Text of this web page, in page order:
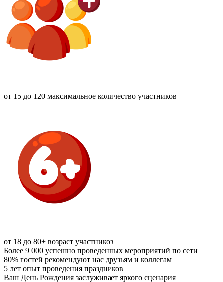
от 15 до 120 максимальное количество участников
от 18 до 80+ возраст участников
Более 9 000 успешно проведенных мероприятий по сети
80% гостей рекомендуют нас друзьям и коллегам
5 лет опыт проведения праздников
Ваш День Рождения заслуживает яркого сценария